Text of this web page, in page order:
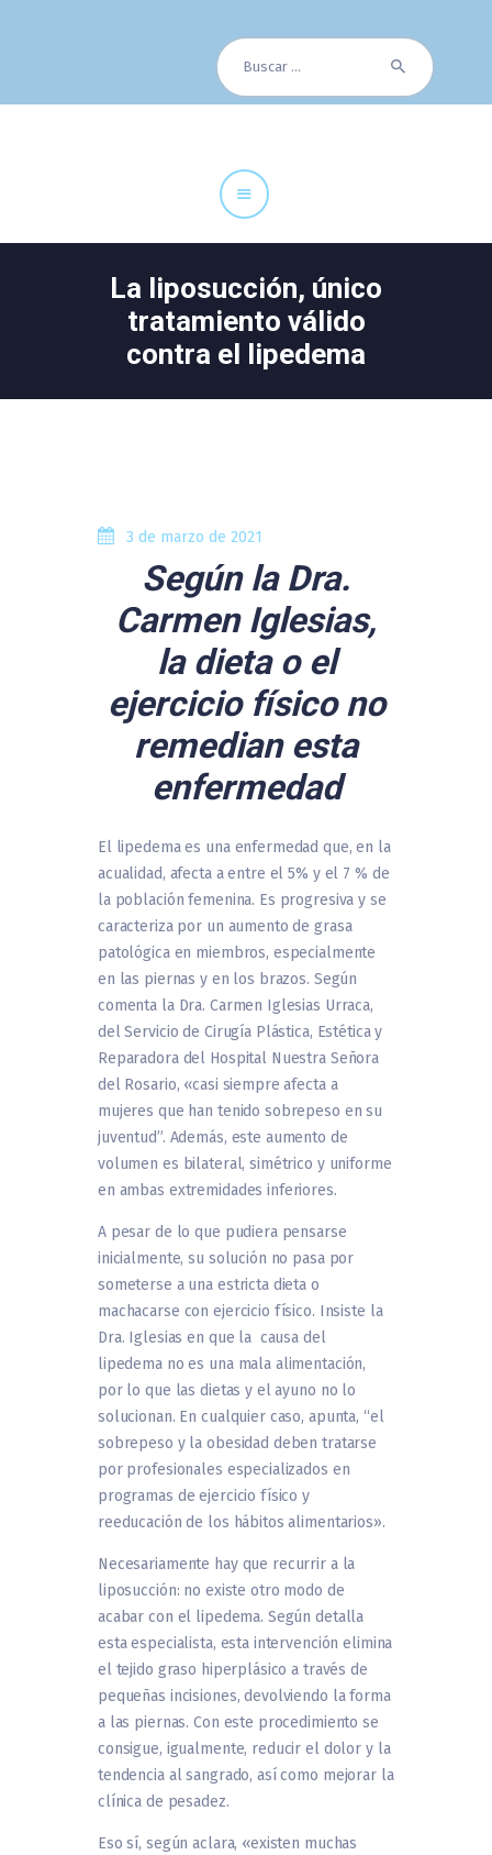
Buscar:
La liposucción, único
tratamiento válido
contra el lipedema
Cuadro Médico
Especialidades
3 de marzo de 2021
Según la Dra.
Carmen Iglesias,
la dieta o el
ejercicio físico no
remedian esta
enfermedad
El lipedema es una enfermedad que, en la
acualidad, afecta a entre el 5% y el 7 % de
la población femenina. Es progresiva y se
caracteriza por un aumento de grasa
patológica en miembros, especialmente
en las piernas y en los brazos. Según
comenta la Dra. Carmen Iglesias Urraca,
del Servicio de Cirugía Plástica, Estética y
Reparadora del Hospital Nuestra Señora
del Rosario, «casi siempre afecta a
mujeres que han tenido sobrepeso en su
juventud”. Además, este aumento de
volumen es bilateral, simétrico y uniforme
en ambas extremidades inferiores.
A pesar de lo que pudiera pensarse
inicialmente, su solución no pasa por
someterse a una estricta dieta o
machacarse con ejercicio físico. Insiste la
Dra. Iglesias en que la causa del
lipedema no es una mala alimentación,
por lo que las dietas y el ayuno no lo
solucionan. En cualquier caso, apunta, “el
sobrepeso y la obesidad deben tratarse
por profesionales especializados en
programas de ejercicio físico y
reeducación de los hábitos alimentarios».
Necesariamente hay que recurrir a la
liposucción: no existe otro modo de
acabar con el lipedema. Según detalla
esta especialista, esta intervención elimina
el tejido graso hiperplásico a través de
pequeñas incisiones, devolviendo la forma
a las piernas. Con este procedimiento se
consigue, igualmente, reducir el dolor y la
tendencia al sangrado, así como mejorar la
clínica de pesadez.
Eso sí, según aclara, «existen muchas